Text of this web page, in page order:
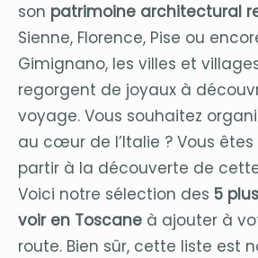
son patrimoine architectural
Sienne, Florence, Pise ou
Gimignano, les villes et
regorgent de joyaux à
voyage. Vous souhaitez
au cœur de l’Italie ? Vous
partir à la découverte de
Voici notre sélection des 5
voir en Toscane à ajouter à
route. Bien sûr, cette liste est